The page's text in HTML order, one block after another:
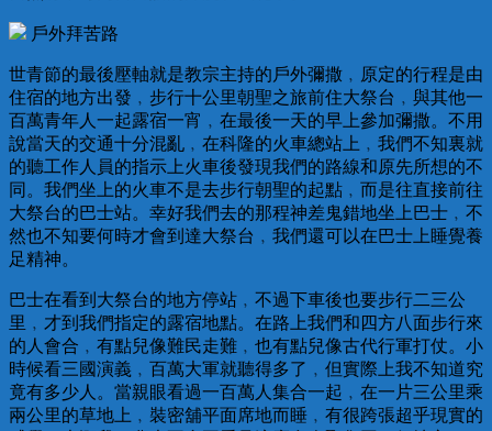
戶外拜苦路
世青節的最後壓軸就是教宗主持的戶外彌撒﹐原定的行程是由
住宿的地方出發﹐步行十公里朝聖之旅前住大祭台﹐與其他一
百萬青年人一起露宿一宵﹐在最後一天的早上參加彌撒。不用
說當天的交通十分混亂﹐在科隆的火車總站上﹐我們不知裏就
的聽工作人員的指示上火車後發現我們的路線和原先所想的不
同。我們坐上的火車不是去步行朝聖的起點﹐而是往直接前往
大祭台的巴士站。幸好我們去的那程神差鬼錯地坐上巴士﹐不
然也不知要何時才會到達大祭台﹐我們還可以在巴士上睡覺養
足精神。
巴士在看到大祭台的地方停站﹐不過下車後也要步行二三公
里﹐才到我們指定的露宿地點。在路上我們和四方八面步行來
的人會合﹐有點兒像難民走難﹐也有點兒像古代行軍打仗。小
時候看三國演義﹐百萬大軍就聽得多了﹐但實際上我不知道究
竟有多少人。當親眼看過一百萬人集合一起﹐在一片三公里乘
兩公里的草地上﹐裝密舖平面席地而睡﹐有很跨張超乎現實的